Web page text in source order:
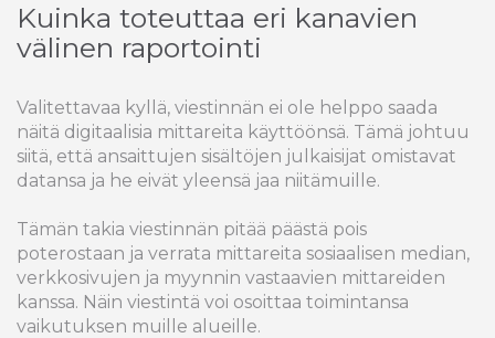
Kuinka toteuttaa eri kanavien
välinen raportointi
Valitettavaa kyllä, viestinnän ei ole helppo saada
näitä digitaalisia mittareita käyttöönsä. Tämä johtuu
siitä, että ansaittujen sisältöjen julkaisijat omistavat
datansa ja he eivät yleensä jaa niitämuille.
Tämän takia viestinnän pitää päästä pois
poterostaan ja verrata mittareita sosiaalisen median,
verkkosivujen ja myynnin vastaavien mittareiden
kanssa. Näin viestintä voi osoittaa toimintansa
vaikutuksen muille alueille.